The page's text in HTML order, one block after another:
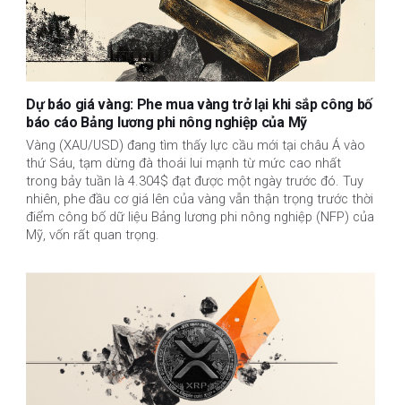
Dự báo giá vàng: Phe mua vàng trở lại khi sắp công bố
báo cáo Bảng lương phi nông nghiệp của Mỹ
Vàng (XAU/USD) đang tìm thấy lực cầu mới tại châu Á vào
thứ Sáu, tạm dừng đà thoái lui mạnh từ mức cao nhất
trong bảy tuần là 4.304$ đạt được một ngày trước đó. Tuy
nhiên, phe đầu cơ giá lên của vàng vẫn thận trọng trước thời
điểm công bố dữ liệu Bảng lương phi nông nghiệp (NFP) của
Mỹ, vốn rất quan trọng.